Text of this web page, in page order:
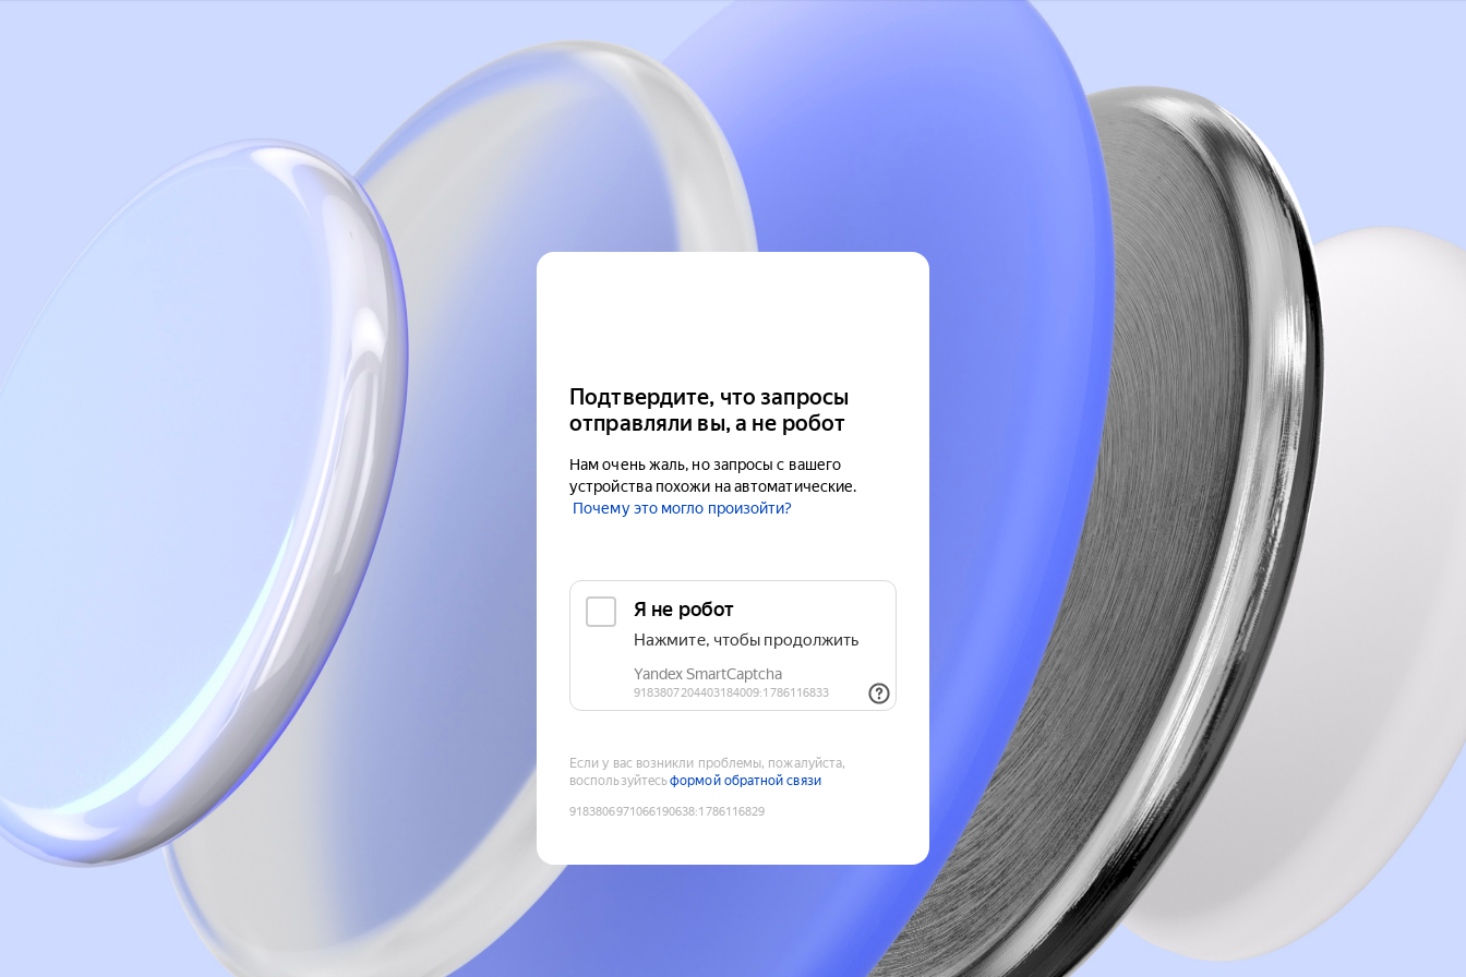
Подтвердите, что запросы
отправляли вы, а не робот
Нам очень жаль, но запросы с вашего
устройства похожи на автоматические.
Почему это могло произойти?
Если у вас возникли проблемы, пожалуйста,
воспользуйтесьформой обратной связи
9183806971066190638:1786116829